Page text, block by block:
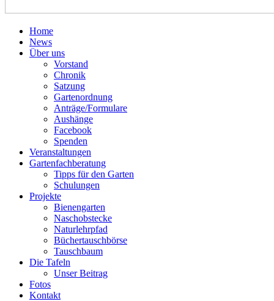
Home
News
Über uns
Vorstand
Chronik
Satzung
Gartenordnung
Anträge/Formulare
Aushänge
Facebook
Spenden
Veranstaltungen
Gartenfachberatung
Tipps für den Garten
Schulungen
Projekte
Bienengarten
Naschobstecke
Naturlehrpfad
Büchertauschbörse
Tauschbaum
Die Tafeln
Unser Beitrag
Fotos
Kontakt